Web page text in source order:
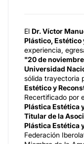
El Dr. Víctor
Plástico,
experiencia,
"20 de
Universidad
sólida trayectoria
Estético y
Recertificado por
Plástica Estética
Titular de la
Plástica Estética
Federación